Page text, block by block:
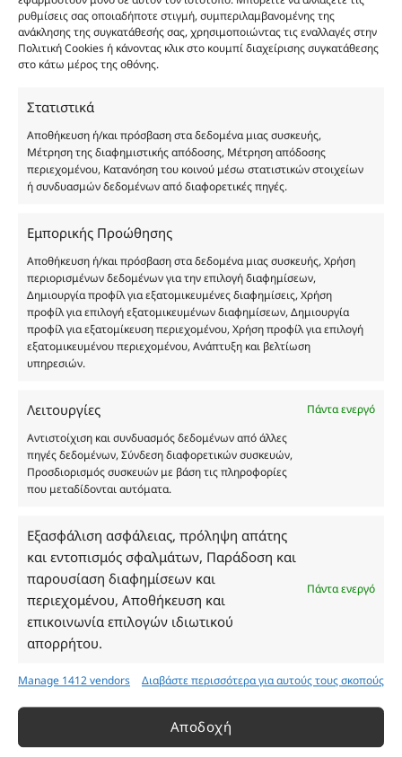
ρυθμίσεις σας οποιαδήποτε στιγμή, συμπεριλαμβανομένης της
ανάκλησης της συγκατάθεσής σας, χρησιμοποιώντας τις εναλλαγές στην
Πολιτική Cookies ή κάνοντας κλικ στο κουμπί διαχείρισης συγκατάθεσης
στο κάτω μέρος της οθόνης.
Στατιστικά
Αποθήκευση ή/και πρόσβαση στα δεδομένα μιας συσκευής,
Μέτρηση της διαφημιστικής απόδοσης, Μέτρηση απόδοσης
περιεχομένου, Κατανόηση του κοινού μέσω στατιστικών στοιχείων
ή συνδυασμών δεδομένων από διαφορετικές πηγές.
Εμπορικής Προώθησης
Αποθήκευση ή/και πρόσβαση στα δεδομένα μιας συσκευής, Χρήση
περιορισμένων δεδομένων για την επιλογή διαφημίσεων,
Δημιουργία προφίλ για εξατομικευμένες διαφημίσεις, Χρήση
προφίλ για επιλογή εξατομικευμένων διαφημίσεων, Δημιουργία
προφίλ για εξατομίκευση περιεχομένου, Χρήση προφίλ για επιλογή
εξατομικευμένου περιεχομένου, Ανάπτυξη και βελτίωση
υπηρεσιών.
Λειτουργίες
Πάντα ενεργό
Αντιστοίχιση και συνδυασμός δεδομένων από άλλες
πηγές δεδομένων, Σύνδεση διαφορετικών συσκευών,
Προσδιορισμός συσκευών με βάση τις πληροφορίες
που μεταδίδονται αυτόματα.
Εξασφάλιση ασφάλειας, πρόληψη απάτης
και εντοπισμός σφαλμάτων, Παράδοση και
παρουσίαση διαφημίσεων και
περιεχομένου, Αποθήκευση και
επικοινωνία επιλογών ιδιωτικού
απορρήτου.
Πάντα ενεργό
Manage 1412 vendors Διαβάστε περισσότερα για αυτούς τους σκοπούς
Αποδοχή
καλάθι
Body Butter White Musk 200ml €12.00
Body Butter White Musk 200ml ποσότητα
Προσθήκη
στο
Εποχές:ΑΝΟΙΞΗ, ΚΑΛΟΚΑΙΡΙ
Αρωματική Νότα:FLORAL, WOODY MUSK
Συστατικά:Alcohol Denat, Aqua, PEG-40 Hydrogenated Castor Oil, Parfum,
Benzyl Alcohol, Benzyl Benzoate, Benzyl Salicylate, Cinnamal, Cinnamyl
Prunastri Extract, Eugenol, Geraniol, Hydroxycitronellal, Isoeugenol,
και δεν είναι προς πώληση το εικονιζόμενο προϊόν.
Σκοπός τους είναι η διευκόλυνση της επιλογής σας.
Σε καμία περίπτωση δεν αντιστοιχούν στα
αυθεντικά αρώματα και δεν ανταποκρίνονται στην
πραγματικότητα. Πρόθεση της επιχείρησης μας δεν
καταναλωτή. Όλα μας τα προϊόντα είναι τύπου, σε
χύμα μορφή και είναι εμπνευσμένα από τα
αντίστοιχα αυθεντικά γνωστών οίκων. Οι
ονομασίες, οι εικόνες και τα σήματα των
προϊόντων αποτελούν αναφαίρετη και
κατοχυρωμένη εμπορικά ιδιοκτησία των
υπόκεινται σε πνευματικά δικαιώματα.
Με επιφύλαξη κάθε νόμιμου δικαιώματος.